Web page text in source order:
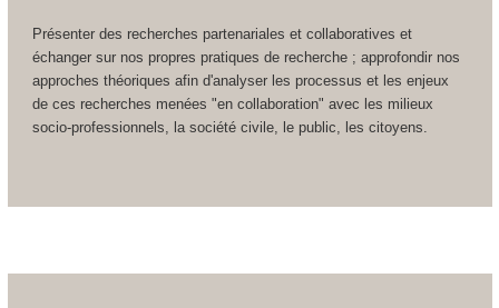
Présenter des recherches partenariales et collaboratives et
échanger sur nos propres pratiques de recherche ; approfondir nos
approches théoriques afin d'analyser les processus et les enjeux
de ces recherches menées "en collaboration" avec les milieux
socio-professionnels, la société civile, le public, les citoyens.